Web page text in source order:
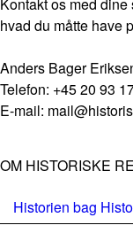
hvad du måtte have
Anders Bager
Telefon: +45 20 93
E-mail:
OM HISTORISKE
Historien bag